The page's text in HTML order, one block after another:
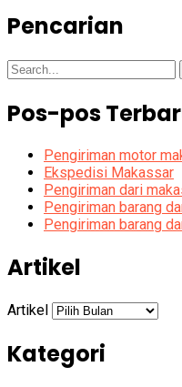
Pencarian
Pos-pos
Pengiriman motor
Ekspedisi Makassar
Pengiriman dari
Pengiriman barang
Pengiriman barang
Artikel
Artikel
Kategori